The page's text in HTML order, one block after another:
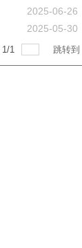
2025-06-26
2025-05-30
1/1 跳转到